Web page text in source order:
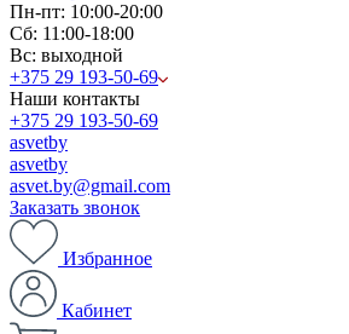
Пн-пт: 10:00-20:00
Сб: 11:00-18:00
Вс: выходной
+375 29 193-50-69
Наши контакты
+375 29 193-50-69
asvetby
asvetby
asvet.by@gmail.com
Заказать звонок
Избранное
Кабинет